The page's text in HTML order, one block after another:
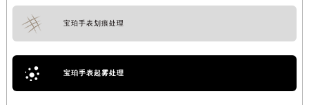
宝珀手表划痕处理
宝珀手表起雾处理